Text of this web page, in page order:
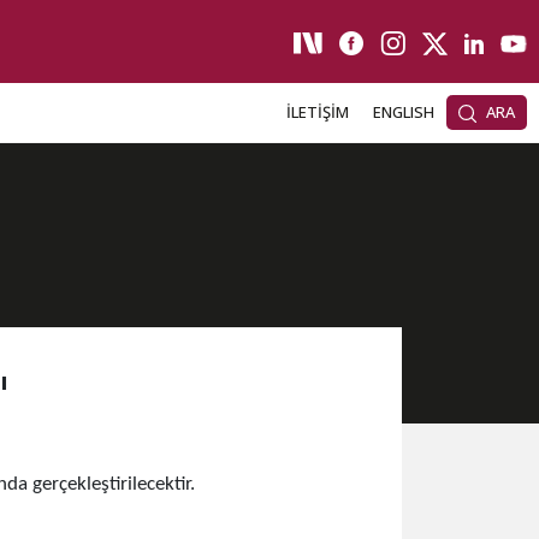
İLETİŞİM ENGLISH ARA
gerçekleştirilecektir.